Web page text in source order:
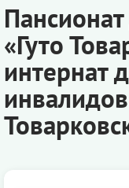
«Гуто
интернат